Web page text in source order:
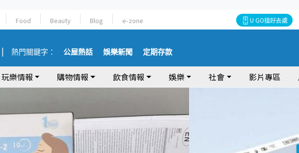
Food Beauty Blog e-zone U GO搵好去處
熱門關鍵字： 公屋熱話 娛樂新聞 定期存款
玩樂情報 購物情報 飲食情報 娛樂 社會 影片專區